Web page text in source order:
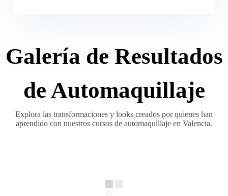
Galería de Resultados
de Automaquillaje
Explora las transformaciones y looks creados por quienes han
aprendido con nuestros cursos de automaquillaje en Valencia.